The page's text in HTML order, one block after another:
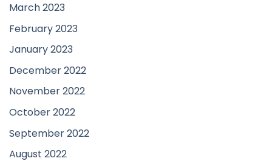
March 2023
February 2023
January 2023
December 2022
November 2022
October 2022
September 2022
August 2022